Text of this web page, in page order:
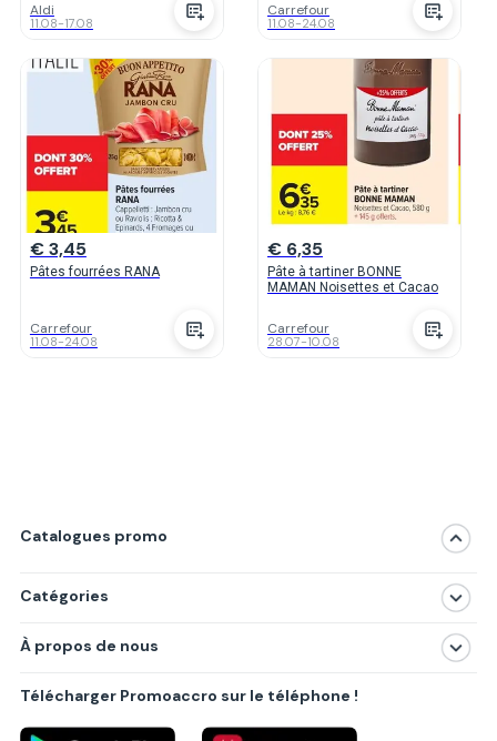
Aldi
11.08-17.08
Carrefour
11.08-24.08
€ 3,45
Pâtes fourrées RANA
Carrefour
11.08-24.08
€ 6,35
Pâte à tartiner BONNE
MAMAN Noisettes et Cacao
Carrefour
28.07-10.08
Catalogues promo
Catégories
Produits
Villes principales
À propos de nous
Politique de confidentialité
Règlements
Télécharger Promoaccro sur le téléphone !